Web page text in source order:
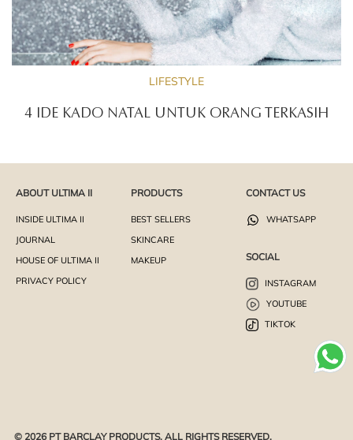
LIFESTYLE
4 IDE KADO NATAL UNTUK ORANG TERKASIH
ABOUT ULTIMA II
INSIDE ULTIMA II
JOURNAL
HOUSE OF ULTIMA II
PRIVACY POLICY
PRODUCTS
BEST SELLERS
SKINCARE
MAKEUP
CONTACT US
WHATSAPP
SOCIAL
INSTAGRAM
YOUTUBE
TIKTOK
© 2026 PT BARCLAY PRODUCTS. ALL RIGHTS RESERVED.